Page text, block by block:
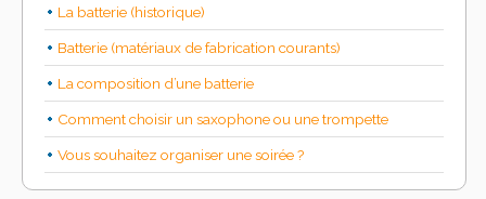
La batterie (historique)
Batterie (matériaux de fabrication courants)
La composition d’une batterie
Comment choisir un saxophone ou une trompette
Vous souhaitez organiser une soirée ?